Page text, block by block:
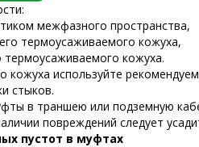
межфазного пространства,
термоусаживаемого кожуха,
термоусаживаемого кожуха.
кожуха используйте
стыков.
в траншею или подземную
повреждений следует
пустот в муфтах